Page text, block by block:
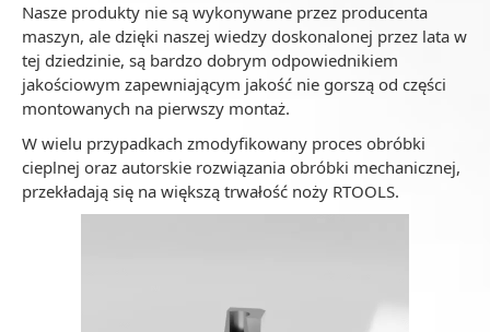
Nasze produkty nie są wykonywane przez producenta
maszyn, ale dzięki naszej wiedzy doskonalonej przez lata w
tej dziedzinie, są bardzo dobrym odpowiednikiem
jakościowym zapewniającym jakość nie gorszą od części
montowanych na pierwszy montaż.
W wielu przypadkach zmodyfikowany proces obróbki
cieplnej oraz autorskie rozwiązania obróbki mechanicznej,
przekładają się na większą trwałość noży RTOOLS.